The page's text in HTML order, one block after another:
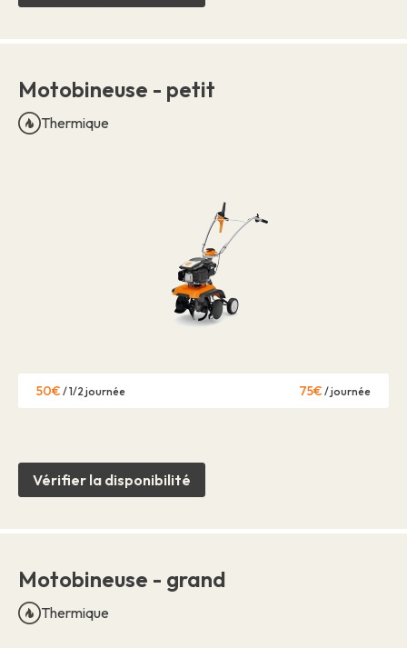
Motobineuse - petit
Thermique
50€ / 1/2 journée 75€ / journée
Vérifier la disponibilité
Motobineuse - grand
Thermique